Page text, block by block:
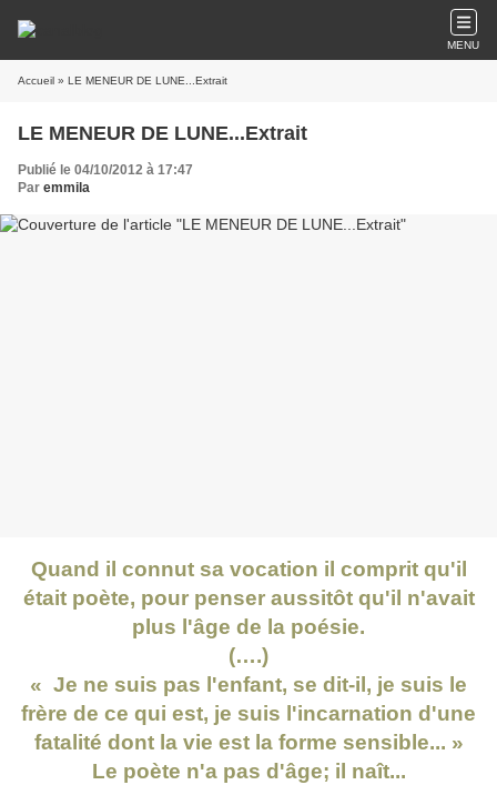
MENU
Accueil » LE MENEUR DE LUNE...Extrait
LE MENEUR DE LUNE...Extrait
Publié le 04/10/2012 à 17:47
Par emmila
Quand il connut sa vocation il comprit qu'il
était poète, pour penser aussitôt qu'il n'avait
plus l'âge de la poésie.
(….)
« Je ne suis pas l'enfant, se dit-il, je suis le
frère de ce qui est, je suis l'incarnation d'une
fatalité dont la vie est la forme sensible... »
Le poète n'a pas d'âge; il naît...